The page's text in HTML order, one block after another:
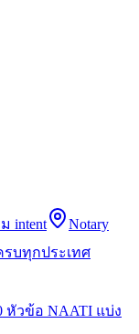
intent
Notary
รบทุกประเทศ
หัวข้อ NAATI แบ่ง